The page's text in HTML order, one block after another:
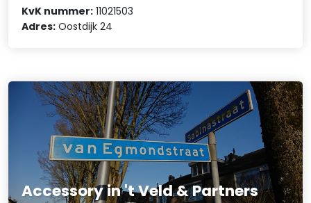
KvK nummer: 11021503
Adres: Oostdijk 24
Accessory in 't Veld & Partners